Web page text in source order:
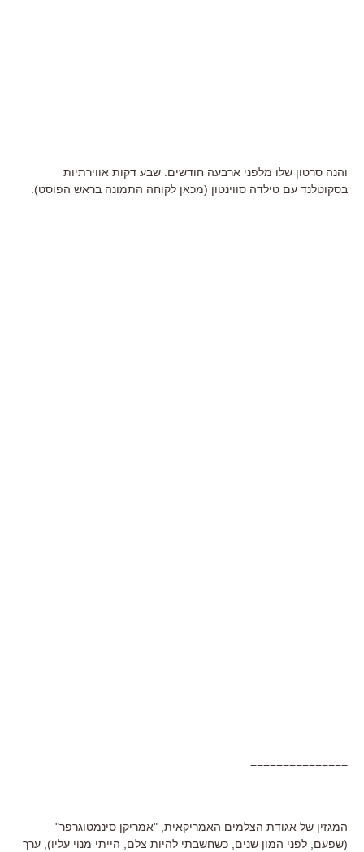
והנה סרטון שלו מלפני ארבעה חודשים. שבע דקות אווירתיות
בסקוטלנד עם טילדה סווינטון (מכאן לקוחה התמונה בראש הפוסט):
===============
המגזין של אגודת הצלמים האמריקאית, "אמריקן סינמטוגרפר"
(שפעם, לפני המון שנים, כשחשבתי להיות צלם, הייתי מנוי עליו), ערך